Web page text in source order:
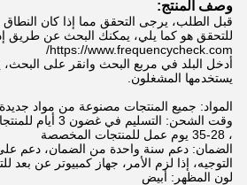
وصف المنتج:
قبل الطلب، يرجى التحقق مما إذا كان النطاق
للتحقق هو كما يلي، يمكنك البحث عن طريق
https://www.frequencycheck.com/
أدخل البلد في مربع البحث وانقر على البحث،
يستخدمها المشغلون.
المواد: جميع المنتجات مصنوعة من مواد
وقت الشحن:
، 28-35 يوم عمل للمنتجات المخصصة
الضمان: دعم سنة واحدة من الضمان، دعم على
التوجيه، إذا لزم الأمر، جهاز كمبيوتر عن بعد
لون المظهر: أبيض